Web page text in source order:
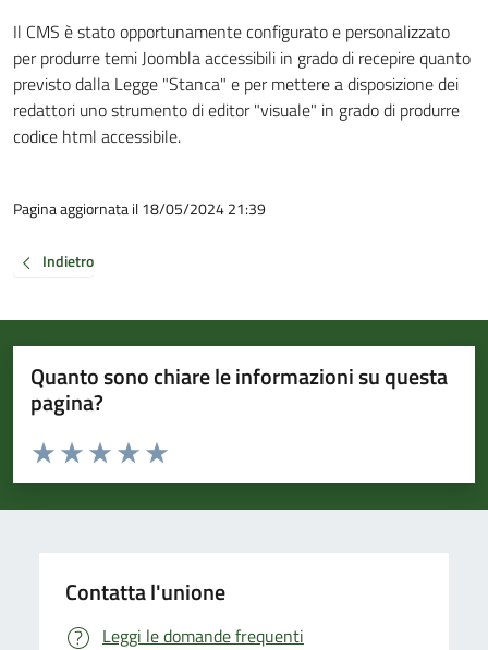
Il CMS è stato opportunamente configurato e personalizzato
per produrre temi Joombla accessibili in grado di recepire quanto
previsto dalla Legge "Stanca" e per mettere a disposizione dei
redattori uno strumento di editor "visuale" in grado di produrre
codice html accessibile.
Pagina aggiornata il 18/05/2024 21:39
Indietro
Quanto sono chiare le informazioni su questa
pagina?
Valuta da 1 a 5 stelle la pagina
Valuta 5 stelle su 5
Valuta 4 stelle su 5
Valuta 3 stelle su 5
Valuta 2 stelle su 5
Valuta 1 stelle su 5
Contatta l'unione
Leggi le domande frequenti